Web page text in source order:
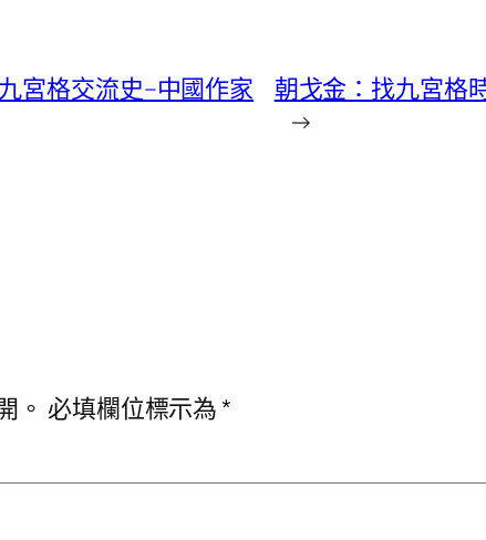
宮格交流史–中國作家
朝戈金：找九宮格
→
。 必填欄位標示為*